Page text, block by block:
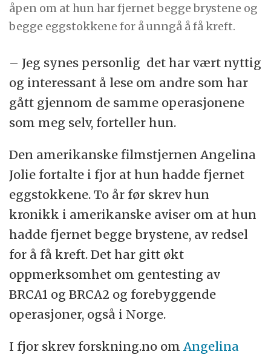
åpen om at hun har fjernet begge brystene og
begge eggstokkene for å unngå å få kreft.
– Jeg synes personlig det har vært nyttig
og interessant å lese om andre som har
gått gjennom de samme operasjonene
som meg selv, forteller hun.
Den amerikanske filmstjernen Angelina
Jolie fortalte i fjor at hun hadde fjernet
eggstokkene. To år før skrev hun
kronikk i amerikanske aviser om at hun
hadde fjernet begge brystene, av redsel
for å få kreft. Det har gitt økt
oppmerksomhet om gentesting av
BRCA1 og BRCA2 og forebyggende
operasjoner, også i Norge.
I fjor skrev forskning.no om Angelina